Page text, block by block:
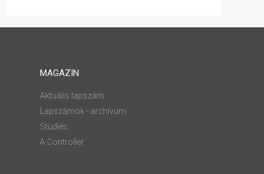
MAGAZIN
Aktuális lapszám
Lapszámok - archívum
Studies
A Controller